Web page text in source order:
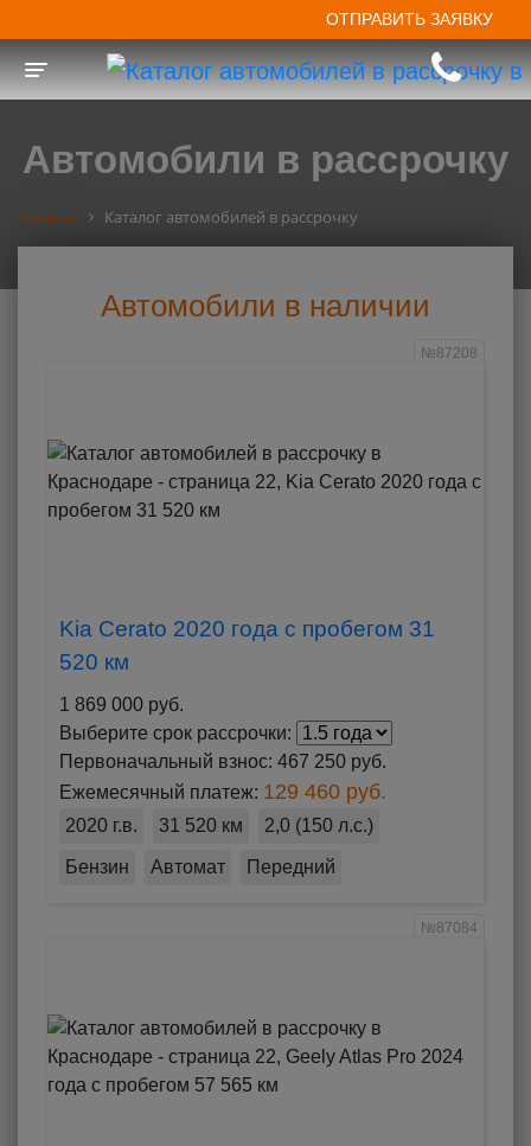
Toggle navigation
ОТПРАВИТЬ ЗАЯВКУ
Автомобили в рассрочку
Главная Каталог автомобилей в рассрочку
Автомобили в наличии
№87208
Kia Cerato 2020 года с пробегом 31
520 км
1 869 000 руб.
Выберите срок рассрочки:
Первоначальный взнос: 467 250 руб.
Ежемесячный платеж: 129 460 руб.
2020 г.в. 31 520 км 2,0 (150 л.с.)
Бензин Автомат Передний
№87084